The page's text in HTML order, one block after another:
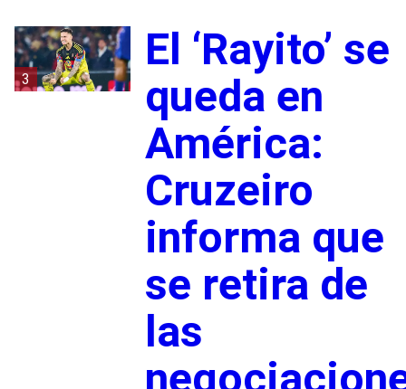
3
El ‘Rayito’ se
queda en
América:
Cruzeiro
informa que
se retira de
las